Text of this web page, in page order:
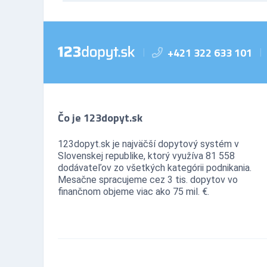
+421 322 633 101
Čo je 123dopyt.sk
123dopyt.sk je najväčší dopytový systém v
Slovenskej republike, ktorý využíva 81 558
dodávateľov zo všetkých kategórii podnikania.
Mesačne spracujeme cez 3 tis. dopytov vo
finančnom objeme viac ako 75 mil. €.